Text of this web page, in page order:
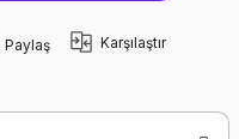
Paylaş Karşılaştır